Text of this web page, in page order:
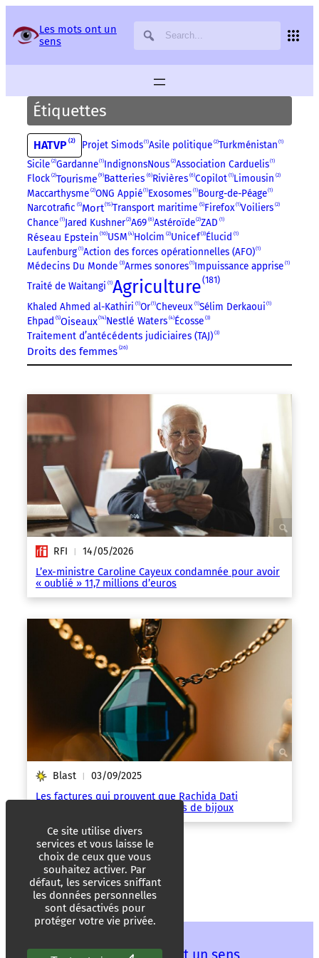
Les mots ont un
sens
Étiquettes
HATVP 2 Projet Simods 1 Asile politique 2 Turkménistan 1
Sicile 2 Gardanne 1 IndignonsNous 2 Association Carduelis 1
Flock 2 Tourisme 9 Batteries 6 Rivières 6 Copilot 1 Limousin 2
Maccarthysme 2 ONG Appié 1 Exosomes 1 Bourg-de-Péage 1
Narcotrafic 5 Mort 15 Transport maritime 5 Firefox 1 Voiliers 2
Chance 1 Jared Kushner 2 A69 6 Astéroïde 2 ZAD 1
Réseau Epstein 10 USM 4 Holcim 2 Unicef 3 Élucid 1
Laufenburg 1 Action des forces opérationnelles (AFO) 1
Médecins Du Monde 3 Armes sonores 1 Impuissance apprise 1
Traité de Waitangi 1 Agriculture 181
Khaled Ahmed al-Kathiri 1 Or 1 Cheveux 1 Sélim Derkaoui 1
Ehpad 5 Oiseaux 14 Nestlé Waters 4 Écosse 3
Traitement d’antécédents judiciaires (TAJ) 3
Droits des femmes 26
RFI | 14/05/2026
L’ex-ministre Caroline Cayeux condamnée pour avoir
« oublié » 11,7 millions d’euros
Blast | 03/09/2025
Les factures qui prouvent que Rachida Dati
dissimule plus de 600 000 euros de bijoux
Panneau de gestion des services
Ce site utilise divers
services et vous laisse le
choix de ceux que vous
souhaitez activer. Par
défaut, les services sniffant
les données personnelles
sont désactivés pour
protéger votre vie privée.